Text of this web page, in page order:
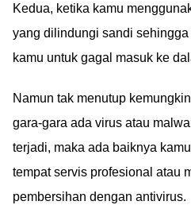
Kedua, ketika kamu
yang dilindungi sandi
kamu untuk gagal masuk ke
Namun tak menutup
gara-gara ada virus atau
terjadi, maka ada baiknya
tempat servis profesional atau
pembersihan dengan antivirus.